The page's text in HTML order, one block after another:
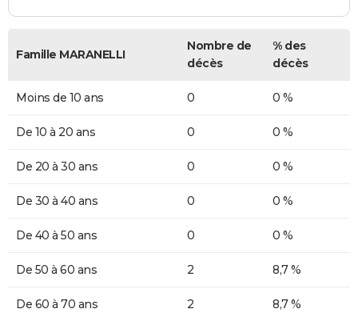
Famille MARANELLI
Nombre de
décès
% des
décès
Moins de 10 ans 0 0 %
De 10 à 20 ans 0 0 %
De 20 à 30 ans 0 0 %
De 30 à 40 ans 0 0 %
De 40 à 50 ans 0 0 %
De 50 à 60 ans 2 8,7 %
De 60 à 70 ans 2 8,7 %